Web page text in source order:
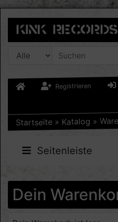
Registrieren
Startseite » Katalog »
Seitenleiste
Dein